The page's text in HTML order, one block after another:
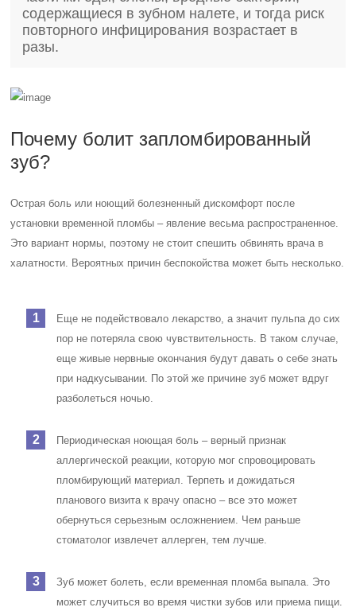
содержащиеся в зубном налете, и тогда риск
повторного инфицирования возрастает в
разы.
Почему болит запломбированный
зуб?
Острая боль или ноющий болезненный дискомфорт после
установки временной пломбы – явление весьма распространенное.
Это вариант нормы, поэтому не стоит спешить обвинять врача в
халатности. Вероятных причин беспокойства может быть несколько.
Еще не подействовало лекарство, а значит пульпа до сих
пор не потеряла свою чувствительность. В таком случае,
еще живые нервные окончания будут давать о себе знать
при надкусывании. По этой же причине зуб может вдруг
разболеться ночью.
Периодическая ноющая боль – верный признак
аллергической реакции, которую мог спровоцировать
пломбирующий материал. Терпеть и дожидаться
планового визита к врачу опасно – все это может
обернуться серьезным осложнением. Чем раньше
стоматолог извлечет аллерген, тем лучше.
Зуб может болеть, если временная пломба выпала. Это
может случиться во время чистки зубов или приема пищи.